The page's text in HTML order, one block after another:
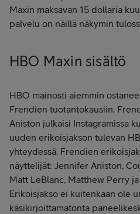
Maxin maksavan 15 dollaria
palvelu on näillä näkymin
HBO Maxin sisältö
HBO mainosti aiemmin
Frendien tuotantokausiin.
Aniston julkaisi Instagramissa
uuden erikoisjakson tulevan
yhteydessä. Frendien
näyttelijät: Jennifer Aniston,
Matt LeBlanc, Matthew Perry
Erikoisjakso ei kuitenkaan ole
käsikirjoittamatonta